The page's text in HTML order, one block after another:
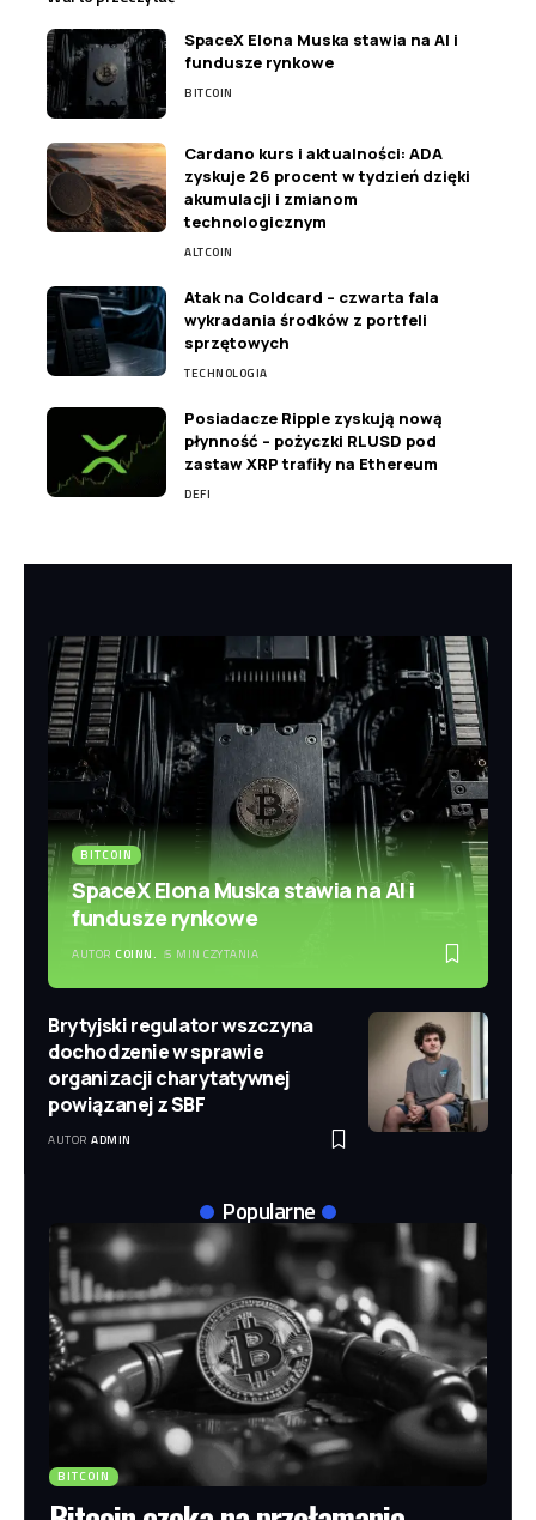
SpaceX Elona Muska stawia na AI i
fundusze rynkowe
BITCOIN
Cardano kurs i aktualności: ADA
zyskuje 26 procent w tydzień dzięki
akumulacji i zmianom
technologicznym
ALTCOIN
Atak na Coldcard – czwarta fala
wykradania środków z portfeli
sprzętowych
TECHNOLOGIA
Posiadacze Ripple zyskują nową
płynność – pożyczki RLUSD pod
zastaw XRP trafiły na Ethereum
DEFI
BITCOIN
SpaceX Elona Muska stawia na AI i
fundusze rynkowe
AUTOR COINN. 5 MIN CZYTANIA
Brytyjski regulator wszczyna
dochodzenie w sprawie
organizacji charytatywnej
powiązanej z SBF
AUTOR ADMIN
Popularne
BITCOIN